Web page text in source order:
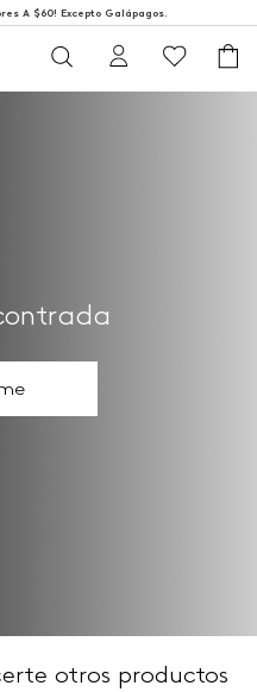
A $60! Excepto Galápagos.
otros productos